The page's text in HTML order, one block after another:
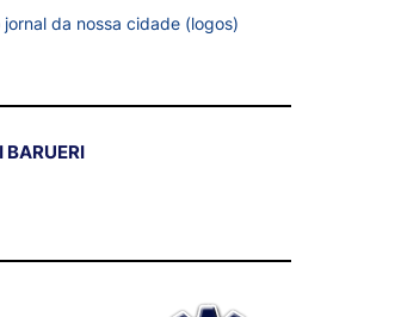
jornal da nossa cidade (logos)
BARUERI